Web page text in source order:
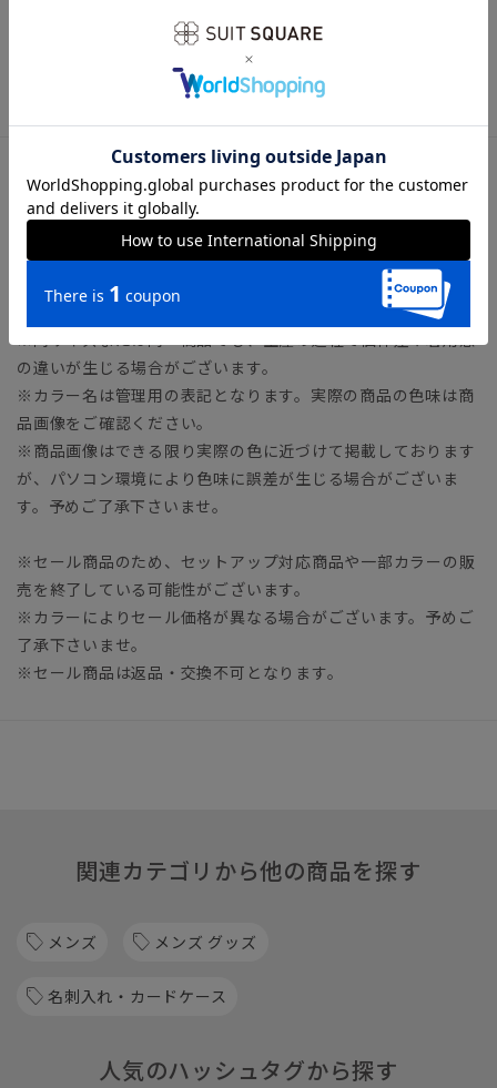
※ケースに記載の品番は、メーカー固有の番号のため、サイト
に記載の商品コードと異なる場合がございます。予めご了承く
サイズ詳細
高さ7.0cm 横幅10.5cm 厚み2.0cm
※商品の仕上がりサイズ（出来上がり寸法）は上記のサイズ表
※同サイズまたは同一商品でも、生産の過程で個体差や着用感
の違いが生じる場合がございます。
※カラー名は管理用の表記となります。実際の商品の色味は商
品画像をご確認ください。
※商品画像はできる限り実際の色に近づけて掲載しております
が、パソコン環境により色味に誤差が生じる場合がございま
す。予めご了承下さいませ。
※セール商品のため、セットアップ対応商品や一部カラーの販
売を終了している可能性がございます。
※カラーによりセール価格が異なる場合がございます。予めご
了承下さいませ。
※セール商品は返品・交換不可となります。
関連カテゴリから他の商品を探す
メンズ メンズ グッズ
名刺入れ・カードケース
人気のハッシュタグから探す